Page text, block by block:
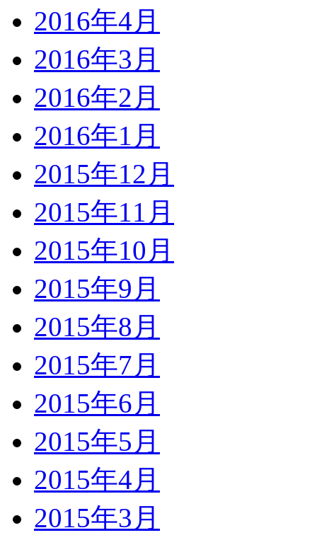
2016年4月
2016年3月
2016年2月
2016年1月
2015年12月
2015年11月
2015年10月
2015年9月
2015年8月
2015年7月
2015年6月
2015年5月
2015年4月
2015年3月